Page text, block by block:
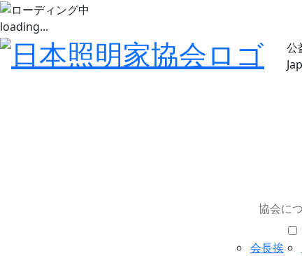
loading...
公
協会に
会長挨